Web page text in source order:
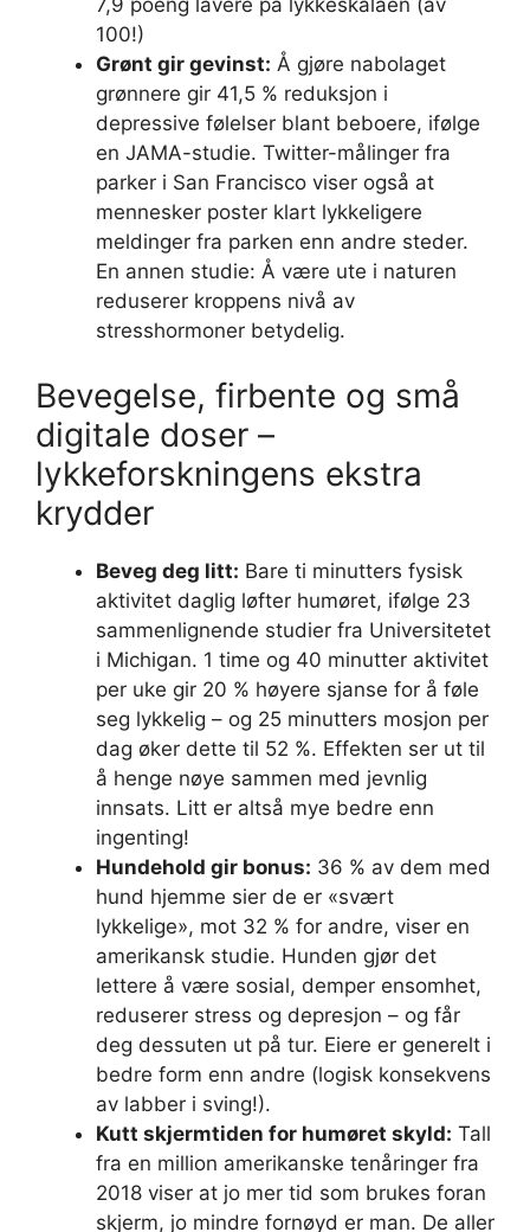
7,9 poeng lavere på lykkeskalaen (av
100!)
Grønt gir gevinst: Å gjøre nabolaget
grønnere gir 41,5 % reduksjon i
depressive følelser blant beboere, ifølge
en JAMA-studie. Twitter-målinger fra
parker i San Francisco viser også at
mennesker poster klart lykkeligere
meldinger fra parken enn andre steder.
En annen studie: Å være ute i naturen
reduserer kroppens nivå av
stresshormoner betydelig.
Bevegelse, firbente og små
digitale doser –
lykkeforskningens ekstra
krydder
Beveg deg litt: Bare ti minutters fysisk
aktivitet daglig løfter humøret, ifølge 23
sammenlignende studier fra Universitetet
i Michigan. 1 time og 40 minutter aktivitet
per uke gir 20 % høyere sjanse for å føle
seg lykkelig – og 25 minutters mosjon per
dag øker dette til 52 %. Effekten ser ut til
å henge nøye sammen med jevnlig
innsats. Litt er altså mye bedre enn
ingenting!
Hundehold gir bonus: 36 % av dem med
hund hjemme sier de er «svært
lykkelige», mot 32 % for andre, viser en
amerikansk studie. Hunden gjør det
lettere å være sosial, demper ensomhet,
reduserer stress og depresjon – og får
deg dessuten ut på tur. Eiere er generelt i
bedre form enn andre (logisk konsekvens
av labber i sving!).
Kutt skjermtiden for humøret skyld: Tall
fra en million amerikanske tenåringer fra
2018 viser at jo mer tid som brukes foran
skjerm, jo mindre fornøyd er man. De aller